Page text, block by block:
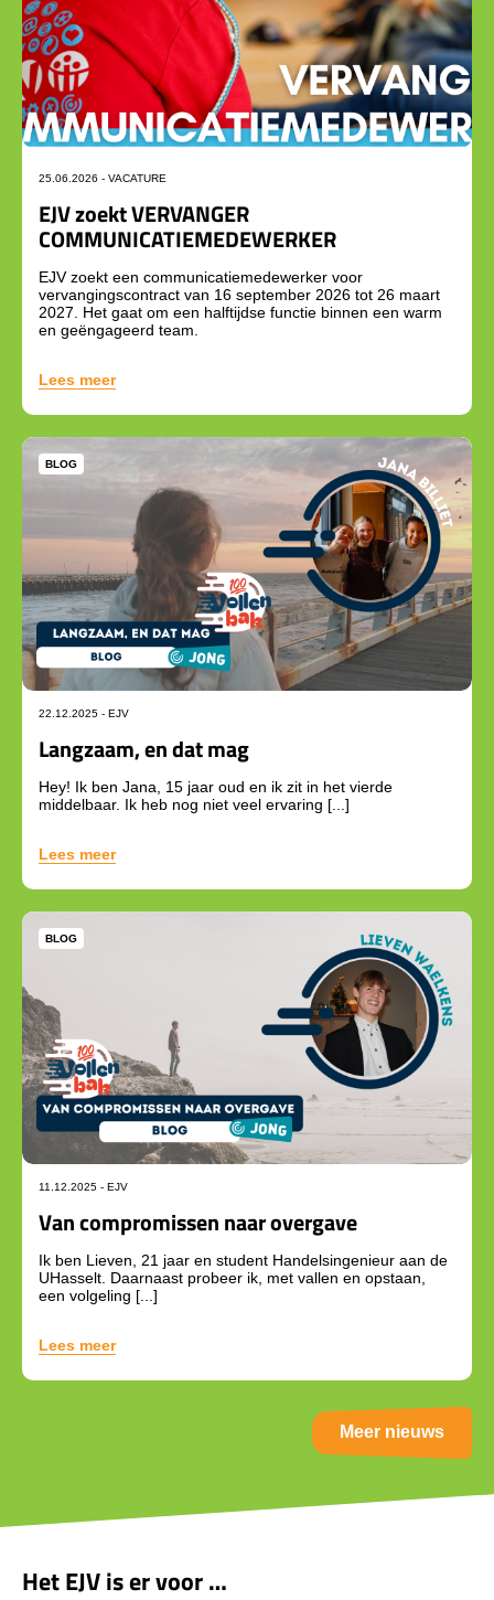
25.06.2026 - VACATURE
EJV zoekt VERVANGER
COMMUNICATIEMEDEWERKER
EJV zoekt een communicatiemedewerker voor
vervangingscontract van 16 september 2026 tot 26 maart
2027. Het gaat om een halftijdse functie binnen een warm
en geëngageerd team.
Lees meer
BLOG
22.12.2025 - EJV
Langzaam, en dat mag
Hey! Ik ben Jana, 15 jaar oud en ik zit in het vierde
middelbaar. Ik heb nog niet veel ervaring [...]
Lees meer
BLOG
11.12.2025 - EJV
Van compromissen naar overgave
Ik ben Lieven, 21 jaar en student Handelsingenieur aan de
UHasselt. Daarnaast probeer ik, met vallen en opstaan,
een volgeling [...]
Lees meer
Meer nieuws
Het EJV is er voor …